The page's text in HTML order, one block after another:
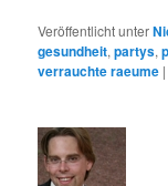
Veröffentlicht unter
gesundheit,partys,
verrauchte raeume